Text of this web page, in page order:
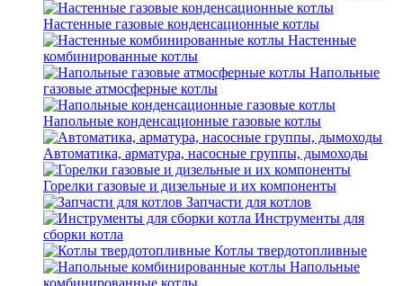
Настенные газовые конденсационные котлы
Настенные
комбинированные котлы
Напольные
газовые атмосферные котлы
Напольные конденсационные газовые котлы
Автоматика, арматура, насосные группы, дымоходы
Горелки газовые и дизельные и их компоненты
Запчасти для котлов
Инструменты для
сборки котла
Котлы твердотопливные
Напольные
комбинированные котлы